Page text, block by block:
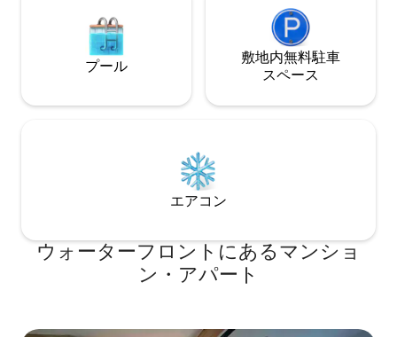
プール
敷地内無料駐⁠車
ス⁠ペ⁠ー⁠ス
エアコン
ウォーターフロントにあるマンショ
ン・アパート